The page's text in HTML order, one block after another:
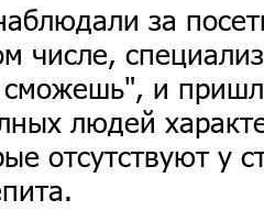
за
числе,
сможешь", и
людей
отсутствуют у